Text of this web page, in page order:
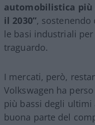
automobilistica
il 2030”, sostenendo
le basi industriali
traguardo.
I mercati, però,
Volkswagen ha
più bassi degli ultimi
buona parte del